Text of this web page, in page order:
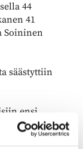
44
41
Soininen
säästyttiin
ensi